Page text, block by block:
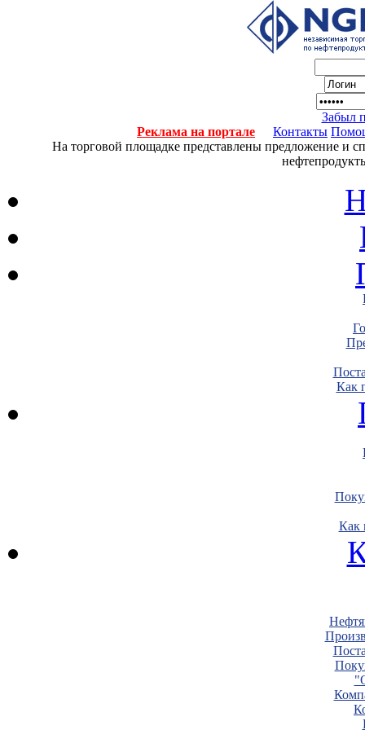
Забыл
Реклама на портале
Контакты
На торговой площадке представлены предложение и
Как
Как